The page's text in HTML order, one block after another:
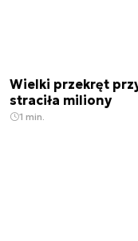
Wielki przekręt
straciła miliony
1 min.